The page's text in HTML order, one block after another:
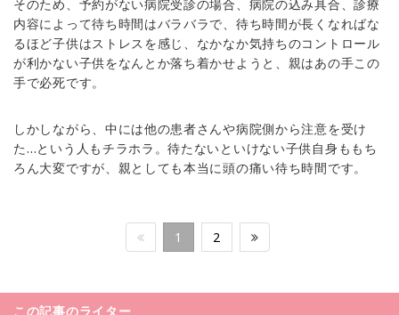
そのため、予約がない病院受診の場合、病院の込み具合、診療
内容によって待ち時間はバラバラで、待ち時間が長くなればな
るほど子供はストレスを感じ、なかなか気持ちのコントロール
が利かない子供をなんとか落ち着かせようと、親はあの手この
手で必死です。
しかしながら、中には他の患者さんや病院側から注意を受け
た…という人もチラホラ。待たないといけない子供自身ももち
ろん大変ですが、親としても本当に頭の痛い待ち時間です。
1 2
この記事のライター